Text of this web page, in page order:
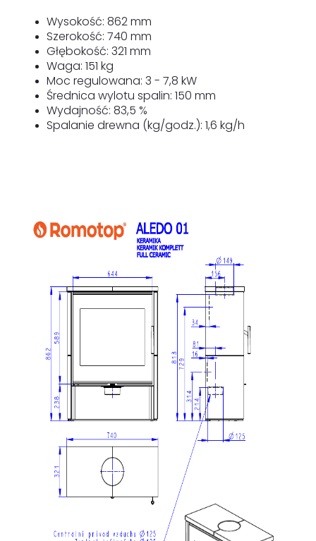
Wysokość: 862 mm
Szerokość: 740 mm
Głębokość: 321 mm
Waga: 151 kg
Moc regulowana: 3 - 7,8 kW
Średnica wylotu spalin: 150 mm
Wydajność: 83,5 %
Spalanie drewna (kg/godz.): 1,6 kg/h